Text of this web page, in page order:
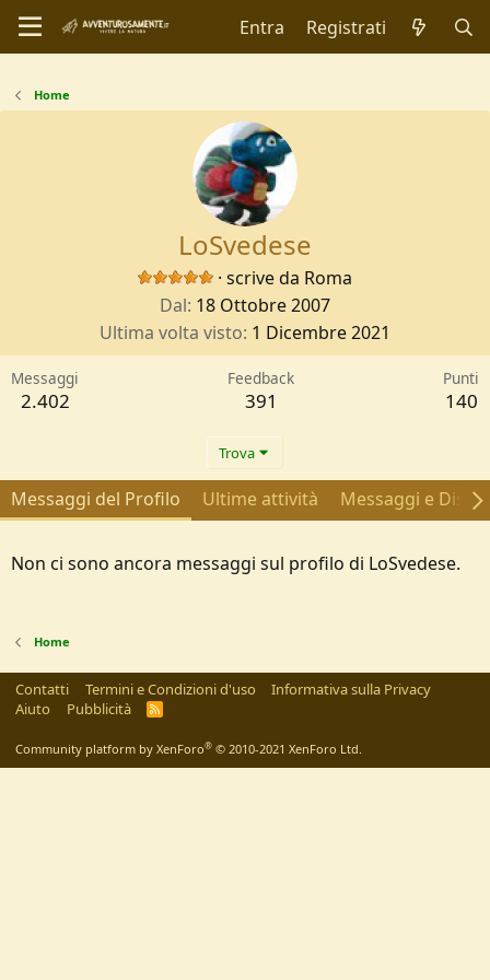
Entra Registrati
Home
LoSvedese
· scrive da Roma
Dal 18 Ottobre 2007
Ultima volta visto 1 Dicembre 2021
Messaggi
2.402
Feedback
391
Punti
140
Trova
Messaggi del Profilo Ultime attività Messaggi e
Non ci sono ancora messaggi sul profilo di LoSvedese.
Home
Contatti Termini e Condizioni d'uso
Informativa sulla Privacy
Aiuto
Pubblicità
R
Community platform by XenForo® © 2010-2021 XenForo Ltd.